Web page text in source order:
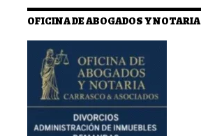
OFICINA DE ABOGADOS Y NOTARIA